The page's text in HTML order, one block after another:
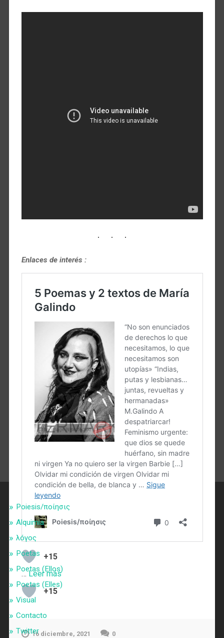
Enlaces de interés :
+15
…Leer más
+15
16 diciembre, 2021 0
Poiesis/ποίησις
Alquimia
λóγος
Poetas
Poetas (Ellos)
Poetas (Elles)
Visual
Contacto
Twitter